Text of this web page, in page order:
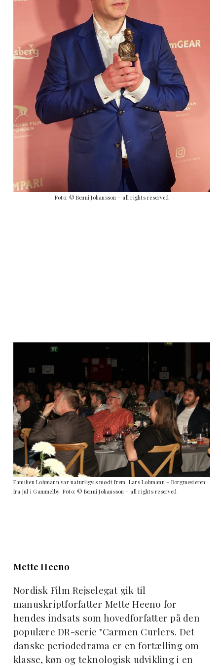
Foto: © Benni Johansson – all rights reserved
Familien Lohmann var naturligvis mødt frem. Lars Lohmann – Borgmesteren
fra Jul i Gammelby. Foto: © Benni Johansson – all rights reserved
Mette Heeno
Nordisk Film Rejselegat gik til
manuskriptforfatter Mette Heeno for
hendes indsats som hovedforfatter på den
populære DR-serie "Carmen Curlers. Det
danske periodedrama er en fortælling om
klasse, køn og teknologisk udvikling i en